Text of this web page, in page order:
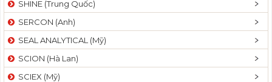
SHINE (Trung Quốc)
SERCON (Anh)
SEAL ANALYTICAL (Mỹ)
SCION (Hà Lan)
SCIEX (Mỹ)